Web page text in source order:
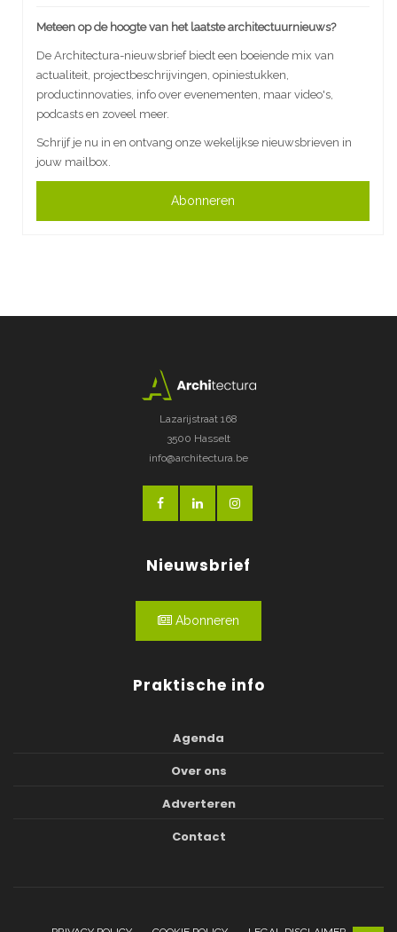
Meteen op de hoogte van het laatste architectuurnieuws?
De Architectura-nieuwsbrief biedt een boeiende mix van
actualiteit, projectbeschrijvingen, opiniestukken,
productinnovaties, info over evenementen, maar video's,
podcasts en zoveel meer.
Schrijf je nu in en ontvang onze wekelijkse nieuwsbrieven in
jouw mailbox.
Abonneren
Lazarijstraat 168
3500 Hasselt
info@architectura.be
Nieuwsbrief
Abonneren
Praktische info
Agenda
Over ons
Adverteren
Contact